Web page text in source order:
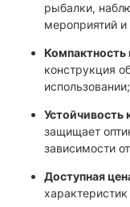
рыбалки,
мероприятий и
Компактность
конструкция
использовании;
Устойчивость
защищает
зависимости
Доступная